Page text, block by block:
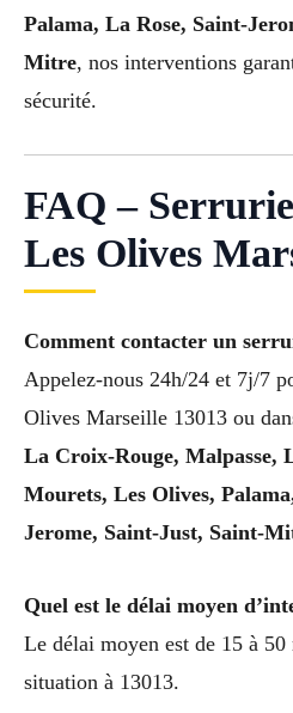
Palama, La Rose, Saint-
Mitre, nos interventions
sécurité.
FAQ –
Les Olives
Comment contacter un
Appelez-nous 24h/24 et 7j/7
Olives Marseille 13013 ou
La Croix-Rouge, Malpasse,
Mourets, Les Olives,
Jerome, Saint-Just, Saint-
Quel est le délai moyen
Le délai moyen est de 15 à 50
situation à 13013.